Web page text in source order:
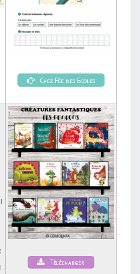
Chez Fée des Ecoles
Télécharger